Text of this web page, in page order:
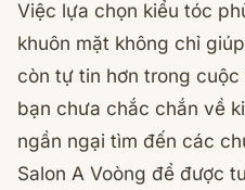
Việc lựa chọn kiểu tóc
khuôn mặt không chỉ
còn tự tin hơn trong
bạn chưa chắc chắn về
ngần ngại tìm đến các
Salon A Voòng để được